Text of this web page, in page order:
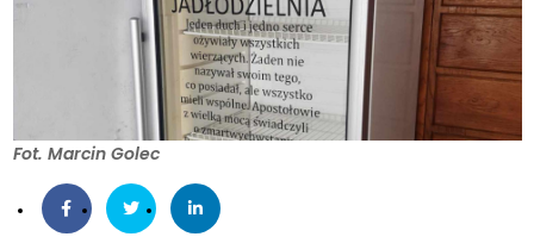
Fot. Marcin Golec